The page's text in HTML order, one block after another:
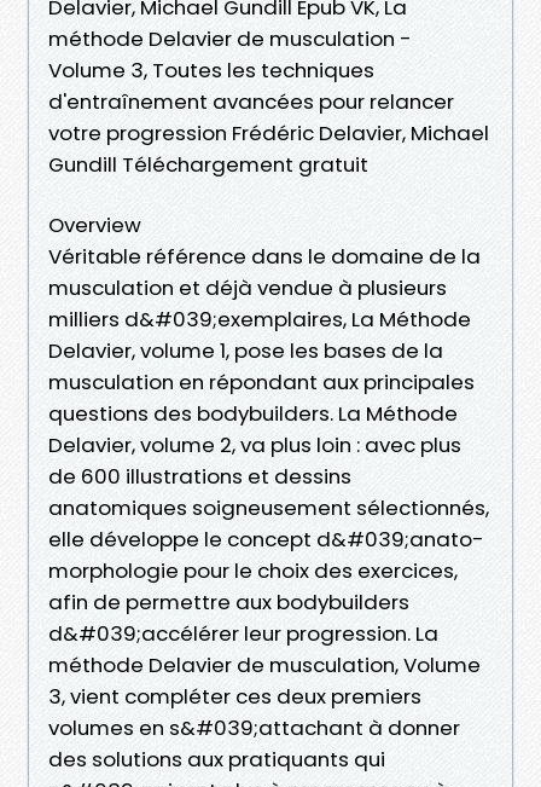
Delavier, Michael Gundill Epub VK, La
méthode Delavier de musculation -
Volume 3, Toutes les techniques
d'entraînement avancées pour relancer
votre progression Frédéric Delavier, Michael
Gundill Téléchargement gratuit
Overview
Véritable référence dans le domaine de la
musculation et déjà vendue à plusieurs
milliers d&#039;exemplaires, La Méthode
Delavier, volume 1, pose les bases de la
musculation en répondant aux principales
questions des bodybuilders. La Méthode
Delavier, volume 2, va plus loin : avec plus
de 600 illustrations et dessins
anatomiques soigneusement sélectionnés,
elle développe le concept d&#039;anato-
morphologie pour le choix des exercices,
afin de permettre aux bodybuilders
d&#039;accélérer leur progression. La
méthode Delavier de musculation, Volume
3, vient compléter ces deux premiers
volumes en s&#039;attachant à donner
des solutions aux pratiquants qui